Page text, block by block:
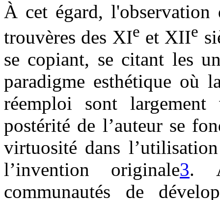
À cet égard, l'observation
trouvères des XIe et XIIe
se copiant, se citant les
paradigme esthétique où
réemploi sont
postérité de l’auteur se
virtuosité dans
l’invention originale3.
communautés de